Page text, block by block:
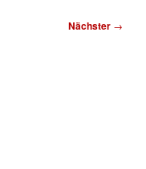
Nächster →